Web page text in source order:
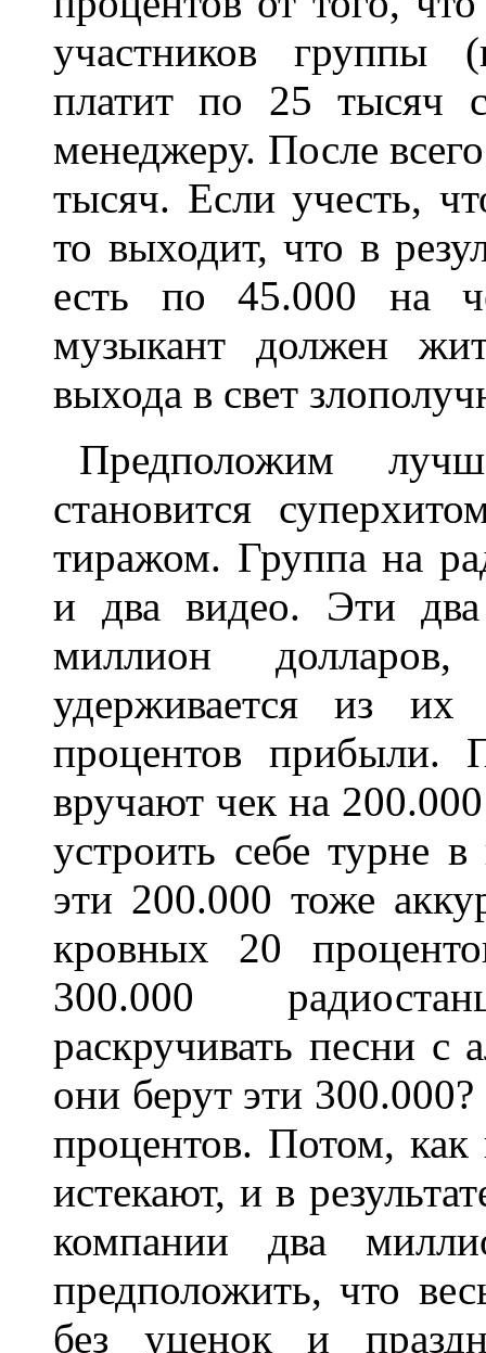
участников группы
платит по 25 тысяч
менеджеру. После
тысяч. Если учесть,
то выходит, что в
есть по 45.000 на
музыкант должен
выхода в свет
Предположим
становится
тиражом. Группа на
и два видео. Эти два
миллион
удерживается из их
процентов прибыли.
вручают чек на
устроить себе турне
эти 200.000 тоже
кровных 20
300.000
раскручивать песни
они берут эти
процентов. Потом,
истекают, и в
компании два
предположить, что
без уценок и